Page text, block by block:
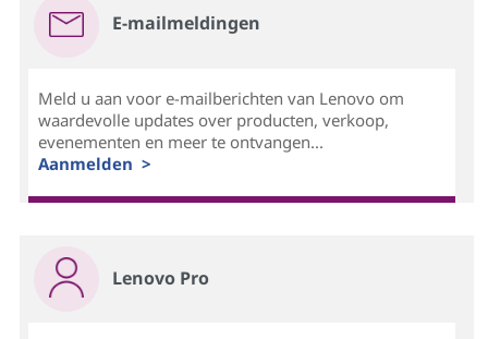
E-mailmeldingen
Meld u aan voor e-mailberichten van Lenovo om
waardevolle updates over producten, verkoop,
evenementen en meer te ontvangen...
Aanmelden >
Lenovo Pro